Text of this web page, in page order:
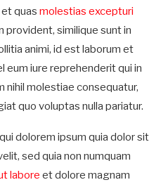
quas molestias excepturi
similique sunt in
animi, id est laborum et
eum iure reprehenderit qui in
nihil molestiae consequatur,
quo voluptas nulla pariatur.
dolorem ipsum quia dolor sit
sed quia non numquam
labore et dolore magnam